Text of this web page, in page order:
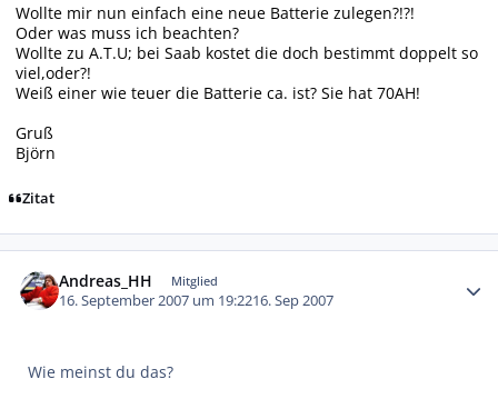
Wollte mir nun einfach eine neue Batterie zulegen?!?!
Oder was muss ich beachten?
Wollte zu A.T.U; bei Saab kostet die doch bestimmt doppelt so
viel,oder?!
Weiß einer wie teuer die Batterie ca. ist? Sie hat 70AH!
Gruß
Björn
Zitat
Andreas_HH Mitglied
16. September 2007 um 19:2216. Sep 2007
Wie meinst du das?